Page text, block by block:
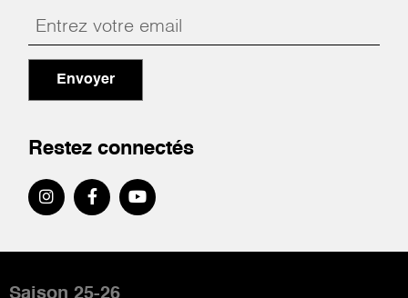
Envoyer
Restez connectés